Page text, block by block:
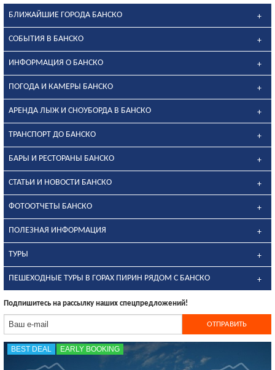
БЛИЖАЙШИЕ ГОРОДА БАНСКО
СОБЫТИЯ В БАНСКО
ИНФОРМАЦИЯ О БАНСКО
ПОГОДА И КАМЕРЫ БАНСКО
АРЕНДА ЛЫЖ И СНОУБОРДА В БАНСКО
ТРАНСПОРТ ДО БАНСКО
БАРЫ И РЕСТОРАНЫ БАНСКО
СТАТЬИ И НОВОСТИ БАНСКО
ФОТООТЧЕТЫ БАНСКО
ПОЛЕЗНАЯ ИНФОРМАЦИЯ
ТУРЫ
ПЕШЕХОДНЫЕ ТУРЫ В ГОРАХ ПИРИН РЯДОМ С БАНСКО
Подпишитесь на рассылку наших спецпредложений!
BEST DEAL EARLY BOOKING